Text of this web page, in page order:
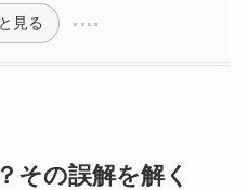
見る
その誤解を解く